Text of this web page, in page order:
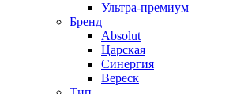
Ультра-премиум
Бренд
Absolut
Царская
Синергия
Вереск